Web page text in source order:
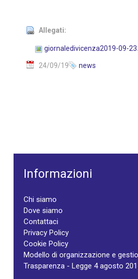
Allegati:
giornaledivicenza2019-09-
24/09/19 news
Informazioni
Chi siamo
Dove siamo
Contattaci
Privacy Policy
Cookie Policy
Modello di organizzazione e
Trasparenza - Legge 4 agosto